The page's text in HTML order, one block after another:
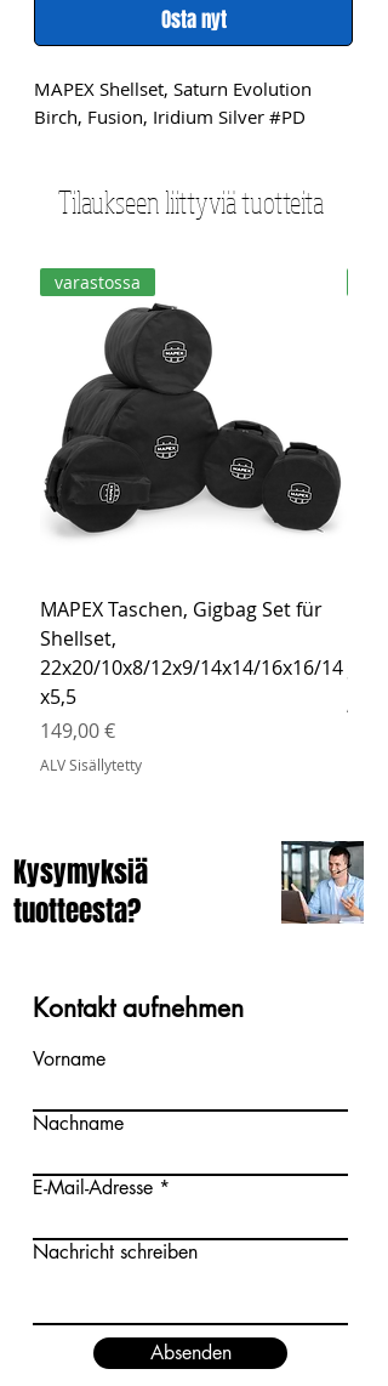
Osta nyt
MAPEX Shellset, Saturn Evolution
Birch, Fusion, Iridium Silver #PD
Tilaukseen liittyviä tuotteita
varastossa
MAPEX Taschen, Gigbag Set für
Shellset,
22x20/10x8/12x9/14x14/16x16/14
x5,5
Hinta
149,00 €
ALV Sisällytetty
Hinta
ALV
Kysymyksiä
tuotteesta?
Kontakt aufnehmen
Vorname
Nachname
E-Mail-Adresse
Nachricht schreiben
Absenden